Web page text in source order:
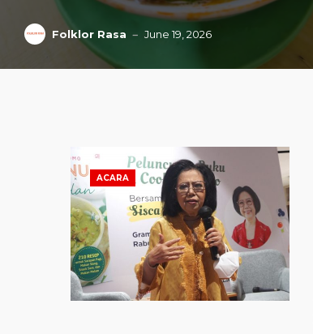
Folklor Rasa June 19, 2026
ACARA